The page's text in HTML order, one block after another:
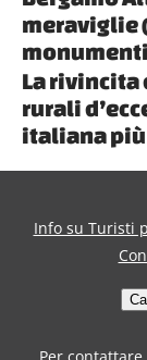
meraviglie
La rivincita
rurali
italiana
Info su Turisti